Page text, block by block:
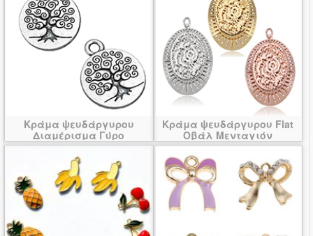
Κράμα ψευδάργυρου
Διαμέρισμα Γύρο
Μενταγιόν
Κράμα ψευδάργυρου Flat
Οβάλ Μενταγιόν